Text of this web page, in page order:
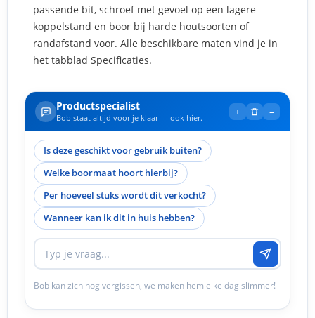
passende bit, schroef met gevoel op een lagere
koppelstand en boor bij harde houtsoorten of
randafstand voor. Alle beschikbare maten vind je in
het tabblad Specificaties.
Productspecialist
Bob staat altijd voor je klaar — ook hier. + –
Is deze geschikt voor gebruik buiten?
Welke boormaat hoort hierbij?
Per hoeveel stuks wordt dit verkocht?
Wanneer kan ik dit in huis hebben?
Bob kan zich nog vergissen, we maken hem elke dag slimmer!